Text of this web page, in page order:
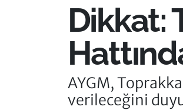
Dikkat:
AYGM,
verileceğini
Süper Lig Puan Durumu ve
Tüm Manşetler
Son Dakika Haberleri
Haber Arşivi